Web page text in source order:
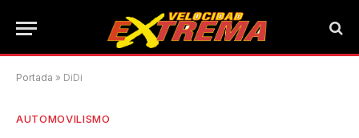
Portada » DiDi
AUTOMOVILISMO